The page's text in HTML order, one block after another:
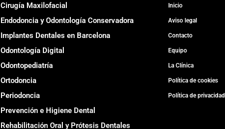
Cirugía Maxilofacial
Endodoncia y Odontología Conservadora
Implantes Dentales en Barcelona
Odontología Digital
Odontopediatría
Ortodoncia
Periodoncia
Prevención e Higiene Dental
Rehabilitación Oral y Prótesis Dentales
Inicio
Aviso legal
Contacto
Equipo
La Clínica
Política de cookies
Política de privacidad